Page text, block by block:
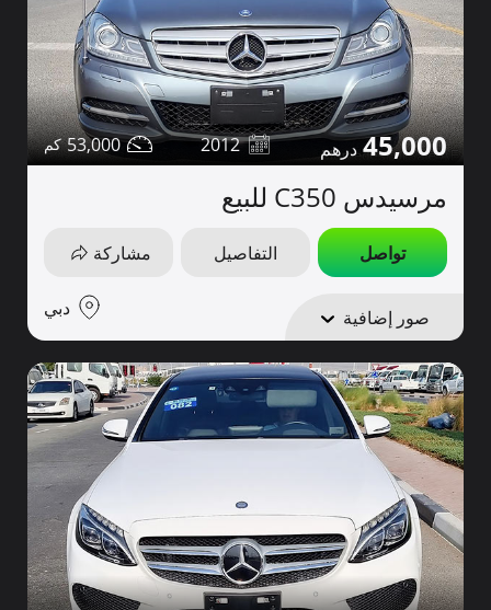
45,000
2012
53,000
مرسيدس C350 للبيع
تواصل التفاصيل مشاركة
صور إضافية دبي